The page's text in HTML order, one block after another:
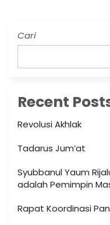
Cari
Recent
Revolusi Akhlak
Tadarus Jum’at
Syubbanul Yaum
adalah Pemimpin
Rapat Koordinasi